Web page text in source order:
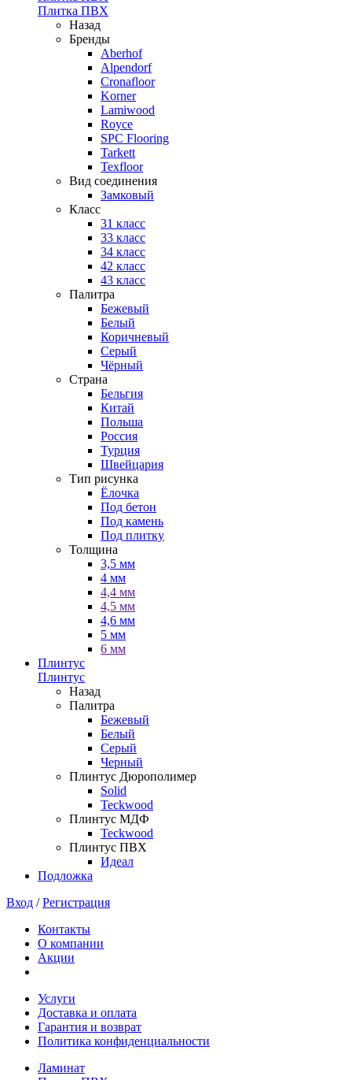
Плитка ПВХ
Назад
Бренды
Aberhof
Alpendorf
Cronafloor
Korner
Lamiwood
Royce
SPC Flooring
Tarkett
Texfloor
Вид соединения
Замковый
Класс
31 класс
33 класс
34 класс
42 класс
43 класс
Палитра
Бежевый
Белый
Коричневый
Серый
Чёрный
Страна
Бельгия
Китай
Польша
Россия
Турция
Швейцария
Тип рисунка
Ёлочка
Под бетон
Под камень
Под плитку
Толщина
3,5 мм
4 мм
4,4 мм
4,5 мм
4,6 мм
5 мм
6 мм
Плинтус
Плинтус
Назад
Палитра
Бежевый
Белый
Серый
Черный
Плинтус Дюрополимер
Solid
Teckwood
Плинтус МДФ
Teckwood
Плинтус ПВХ
Идеал
Подложка
Вход /Регистрация
Контакты
О компании
Акции
Услуги
Доставка и оплата
Гарантия и возврат
Политика конфиденциальности
Ламинат